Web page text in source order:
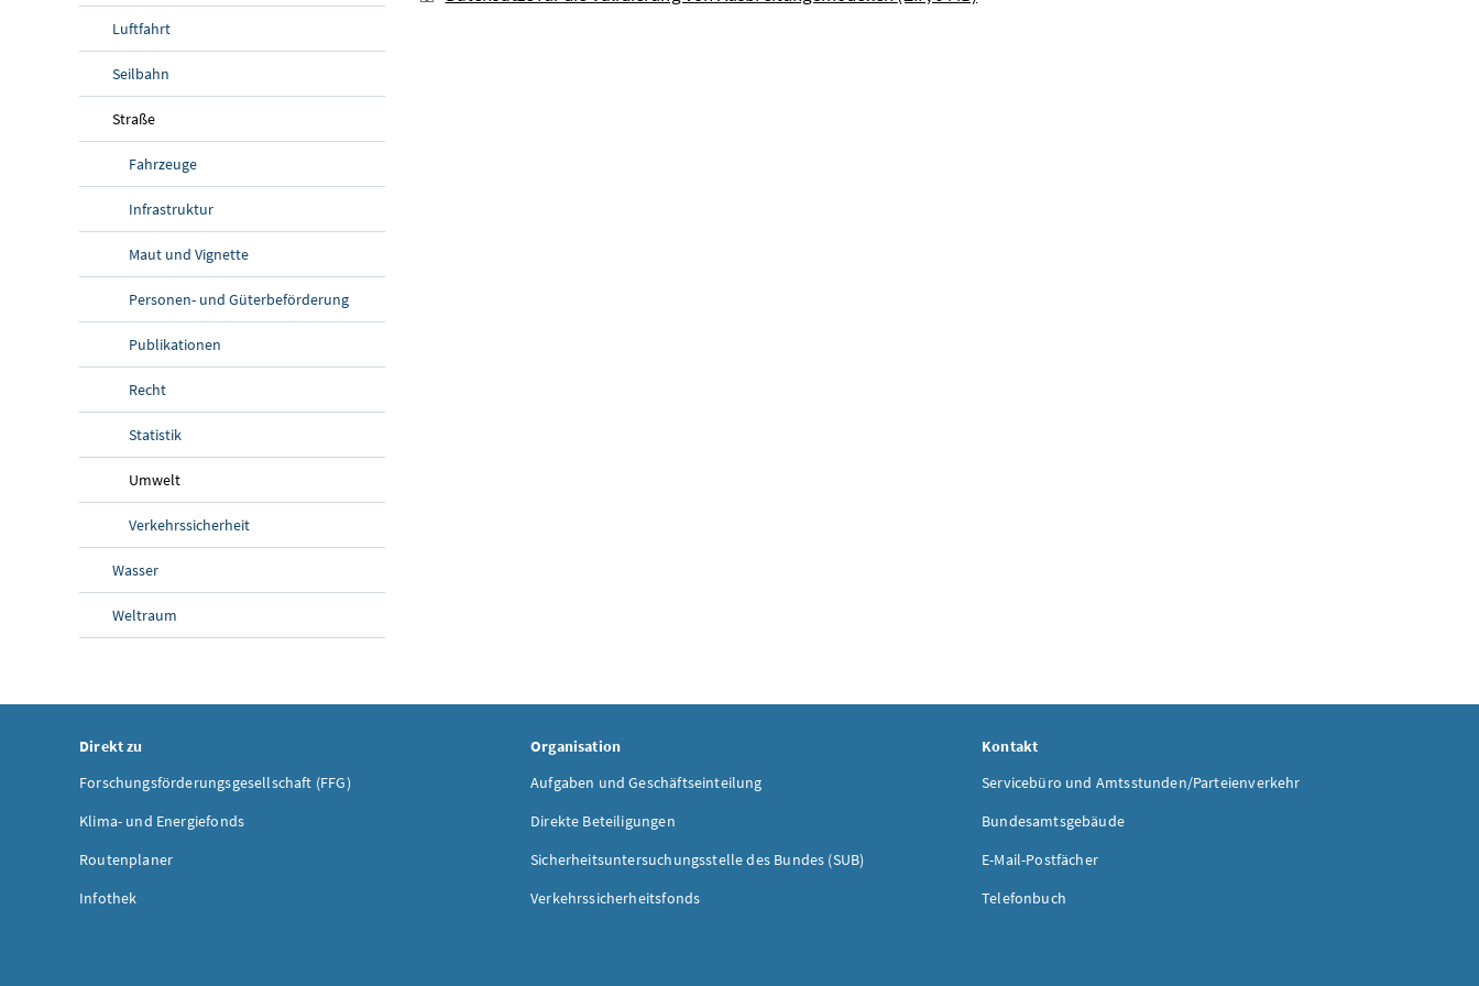
Luftfahrt
Seilbahn
Straße
Fahrzeuge
Infrastruktur
Maut und Vignette
Personen- und Güterbeförderung
Publikationen
Recht
Statistik
Umwelt
Verkehrssicherheit
Wasser
Weltraum
Direkt zu
Forschungsförderungsgesellschaft (FFG)
Klima- und Energiefonds
Routenplaner
Infothek
Organisation
Aufgaben und Geschäftseinteilung
Direkte Beteiligungen
Sicherheitsuntersuchungsstelle des Bundes (SUB)
Verkehrssicherheitsfonds
Kontakt
Servicebüro und Amtsstunden/Parteienverkehr
Bundesamtsgebäude
E-Mail-Postfächer
Telefonbuch